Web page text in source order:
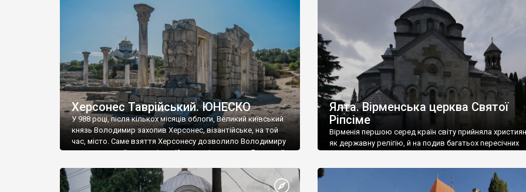
візантійської доби. Раритети викрадені з фондів об’єкту
культурної спадщини ЮНЕСКО «Херсонеса Таврійського».
Офіційно – на виставку «Золото Візантії», але експерти та
влада в Україні вважають це лише […]
називаються «повстяками» (postaki)…” “Вино. Крим
виробляє відмінне вино і його вдосталь: воно все
легке біле і дуже […]
Херсонес Таврійський. ЮНЕСКО
У 988 році, після кількох місяців облоги, Великий київський
князь Володимир захопив Херсонес, візантійське, на той
час, місто. Саме взяття Херсонесу дозволило Володимиру
диктувати свої умови візантійському імператору Василю ІІ,
Херсонесі Володимир-язичник, став Василем-
християнином. А потім було Хрещення Русі. На честь
Ялта. Вірменська церква Святої
Ріпсіме
Вірменія першою серед країн світу прийняла
як державну релігію, й на подив багатьох пересічних